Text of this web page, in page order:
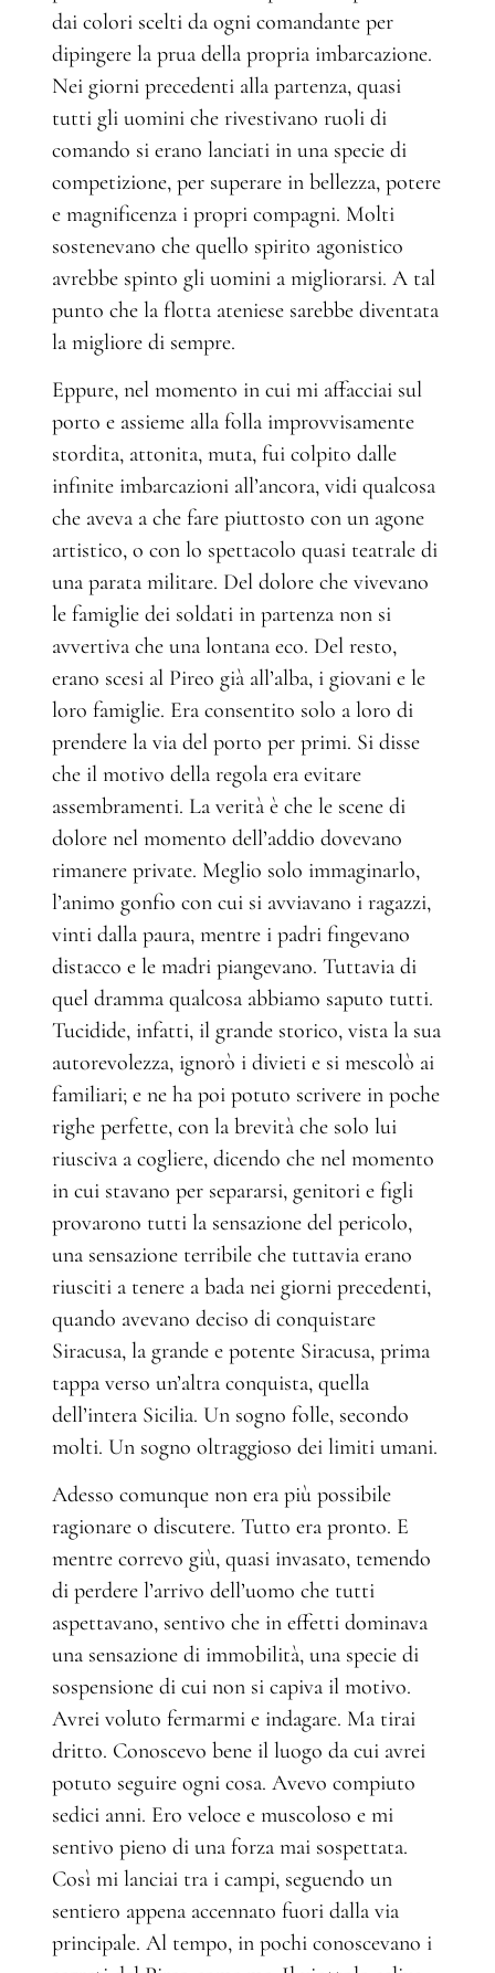
dai colori scelti da ogni comandante per
dipingere la prua della propria imbarcazione.
Nei giorni precedenti alla partenza, quasi
tutti gli uomini che rivestivano ruoli di
comando si erano lanciati in una specie di
competizione, per superare in bellezza, potere
e magnificenza i propri compagni. Molti
sostenevano che quello spirito agonistico
avrebbe spinto gli uomini a migliorarsi. A tal
punto che la flotta ateniese sarebbe diventata
la migliore di sempre.
Eppure, nel momento in cui mi affacciai sul
porto e assieme alla folla improvvisamente
stordita, attonita, muta, fui colpito dalle
infinite imbarcazioni all’ancora, vidi qualcosa
che aveva a che fare piuttosto con un agone
artistico, o con lo spettacolo quasi teatrale di
una parata militare. Del dolore che vivevano
le famiglie dei soldati in partenza non si
avvertiva che una lontana eco. Del resto,
erano scesi al Pireo già all’alba, i giovani e le
loro famiglie. Era consentito solo a loro di
prendere la via del porto per primi. Si disse
che il motivo della regola era evitare
assembramenti. La verità è che le scene di
dolore nel momento dell’addio dovevano
rimanere private. Meglio solo immaginarlo,
l’animo gonfio con cui si avviavano i ragazzi,
vinti dalla paura, mentre i padri fingevano
distacco e le madri piangevano. Tuttavia di
quel dramma qualcosa abbiamo saputo tutti.
Tucidide, infatti, il grande storico, vista la sua
autorevolezza, ignorò i divieti e si mescolò ai
familiari; e ne ha poi potuto scrivere in poche
righe perfette, con la brevità che solo lui
riusciva a cogliere, dicendo che nel momento
in cui stavano per separarsi, genitori e figli
provarono tutti la sensazione del pericolo,
una sensazione terribile che tuttavia erano
riusciti a tenere a bada nei giorni precedenti,
quando avevano deciso di conquistare
Siracusa, la grande e potente Siracusa, prima
tappa verso un’altra conquista, quella
dell’intera Sicilia. Un sogno folle, secondo
molti. Un sogno oltraggioso dei limiti umani.
Adesso comunque non era più possibile
ragionare o discutere. Tutto era pronto. E
mentre correvo giù, quasi invasato, temendo
di perdere l’arrivo dell’uomo che tutti
aspettavano, sentivo che in effetti dominava
una sensazione di immobilità, una specie di
sospensione di cui non si capiva il motivo.
Avrei voluto fermarmi e indagare. Ma tirai
dritto. Conoscevo bene il luogo da cui avrei
potuto seguire ogni cosa. Avevo compiuto
sedici anni. Ero veloce e muscoloso e mi
sentivo pieno di una forza mai sospettata.
Così mi lanciai tra i campi, seguendo un
sentiero appena accennato fuori dalla via
principale. Al tempo, in pochi conoscevano i